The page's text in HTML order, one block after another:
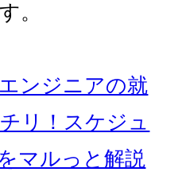
。
エンジニアの就
リ！スケジュ
マルっと解説